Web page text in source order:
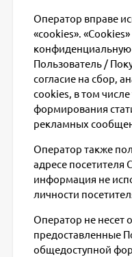
Оператор вправе
«cookies».
Пользователь /
согласие на сбор,
cookies, в том
формирования
рекламных
Оператор также
адресе посетителя
информация не
личности
Оператор не несет
предоставленные
общедоступной